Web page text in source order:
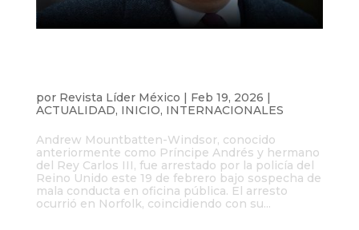
por Revista Líder México | Feb 19, 2026 |
ACTUALIDAD, INICIO, INTERNACIONALES
Andrew Mountbatten-Windsor, conocido
anteriormente como Príncipe Andrés y hermano
del Rey Carlos III, fue arrestado por la policía del
Reino Unido este 19 de febrero bajo sospecha de
mala conducta en oficina pública. El arresto
ocurrió en Norfolk, coincidiendo con su...